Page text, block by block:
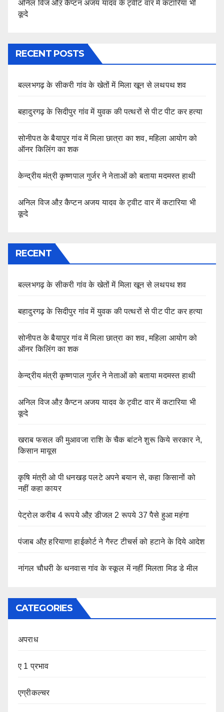
अनिल विज औऱ कैप्टन अजय यादव के ट्वीट वार में कटारिया भी
कूदे
RECENT POSTS
बल्लभगढ़ के सीकरी गांव के खेतों में मिला खून से लथपथ शव
बहादुरगढ़ के सिदीपुर गांव में युवक की पत्थरों से पीट पीट कर हत्या
सोनीपत के बैयापुर गांव में मिला छात्रा का शव, महिला आयोग को
ऑनर किलिंग का शक
केन्द्रीय मंत्री कृष्णपाल गुर्जर ने नेताओं को बताया मदमस्त हाथी
अनिल विज औऱ कैप्टन अजय यादव के ट्वीट वार में कटारिया भी
कूदे
RECENT
बल्लभगढ़ के सीकरी गांव के खेतों में मिला खून से लथपथ शव
बहादुरगढ़ के सिदीपुर गांव में युवक की पत्थरों से पीट पीट कर हत्या
सोनीपत के बैयापुर गांव में मिला छात्रा का शव, महिला आयोग को
ऑनर किलिंग का शक
केन्द्रीय मंत्री कृष्णपाल गुर्जर ने नेताओं को बताया मदमस्त हाथी
अनिल विज औऱ कैप्टन अजय यादव के ट्वीट वार में कटारिया भी
कूदे
खराब फसल की मुआवजा राशि के चैक बांटने शुरू किये सरकार ने,
किसान मायूस
कृषि मंत्री ओ पी धनखड़ पलटे अपने बयान से, कहा किसानों को
नहीं कहा कायर
पेट्रोल करीब 4 रूपये औऱ डीजल 2 रूपये 37 पैसे हुआ महंगा
पंजाब औऱ हरियाणा हाईकोर्ट ने गैस्ट टीचर्स को हटाने के दिये आदेश
नांगल चौधरी के थनवास गांव के स्कूल में नहीं मिलता मिड डे मील
CATEGORIES
अपराध
ए 1 प्रभाव
एग्रीकल्चर